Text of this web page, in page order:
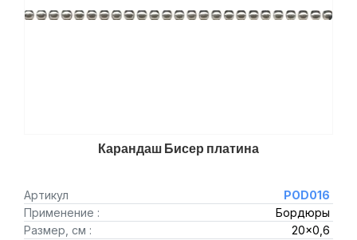
Карандаш Бисер платина
Артикул
POD016
Применение :
Бордюры
Размер, см :
20x0,6